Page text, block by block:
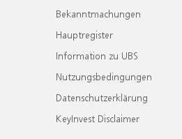
Bekanntmachungen
Hauptregister
Information zu UBS
Nutzungsbedingungen
Datenschutzerklärung
KeyInvest Disclaimer